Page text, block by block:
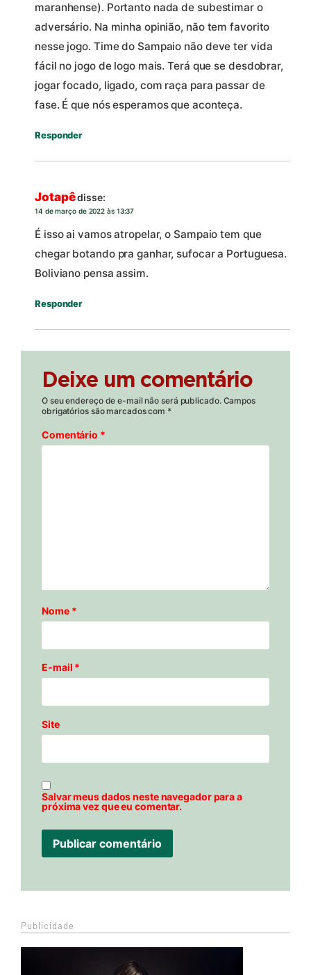
maranhense). Portanto nada de subestimar o
adversário. Na minha opinião, não tem favorito
nesse jogo. Time do Sampaio não deve ter vida
fácil no jogo de logo mais. Terá que se desdobrar,
jogar focado, ligado, com raça para passar de
fase. É que nós esperamos que aconteça.
Responder
Jotapêdisse:
14 de março de 2022 às 13:37
É isso ai vamos atropelar, o Sampaio tem que
chegar botando pra ganhar, sufocar a Portuguesa.
Boliviano pensa assim.
Responder
Deixe um comentário
O seu endereço de e-mail não será publicado. Campos
obrigatórios são marcados com *
Comentário *
Nome *
E-mail *
Site
Salvar meus dados neste navegador para a
próxima vez que eu comentar.
Publicidade